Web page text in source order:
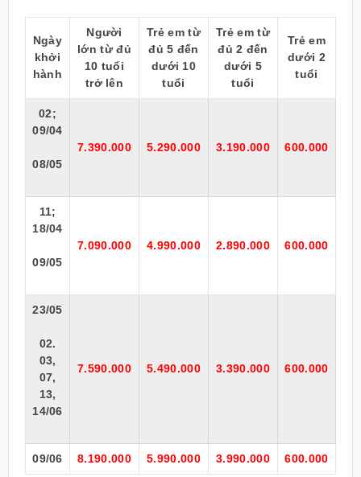
Ngày
khởi
hành
Người
lớn từ đủ
10 tuổi
trở lên
Trẻ em từ
đủ 5 đến
dưới 10
tuổi
Trẻ em từ
đủ 2 đến
dưới 5
tuổi
Trẻ em
dưới 2
tuổi
02;
09/04
08/05
7.390.000 5.290.000 3.190.000 600.000
11;
18/04
09/05
7.090.000 4.990.000 2.890.000 600.000
23/05
02.
03,
07,
13,
14/06
7.590.000 5.490.000 3.390.000 600.000
09/06 8.190.000 5.990.000 3.990.000 600.000